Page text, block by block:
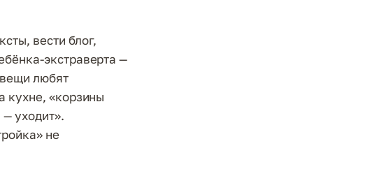
вести блог,
экстраверта —
любят
кухне, «корзины
уходит».
не